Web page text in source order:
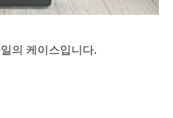
의 케이스입니다.